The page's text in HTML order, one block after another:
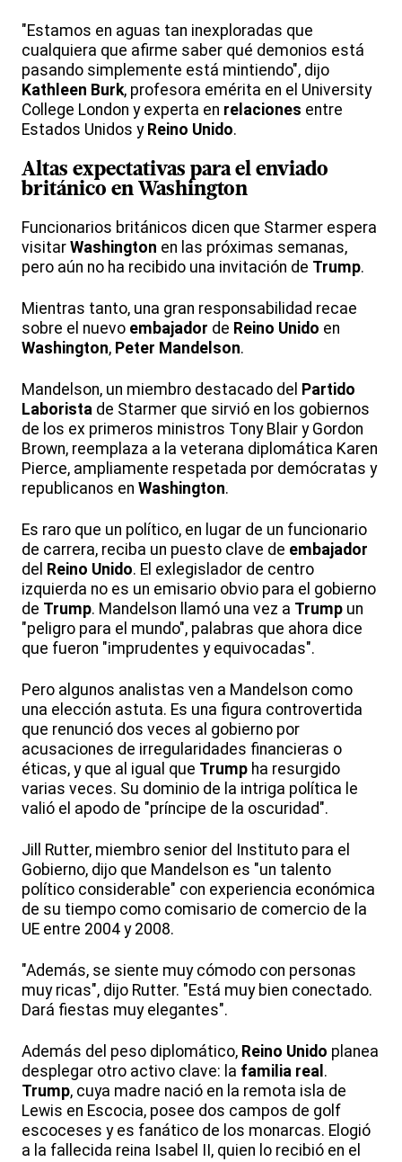
"Estamos en aguas tan inexploradas que
cualquiera que afirme saber qué demonios está
pasando simplemente está mintiendo", dijo
Kathleen Burk, profesora emérita en el University
College London y experta en relaciones entre
Estados Unidos y Reino Unido.
Altas expectativas para el enviado
británico en Washington
Funcionarios británicos dicen que Starmer espera
visitar Washington en las próximas semanas,
pero aún no ha recibido una invitación de Trump.
Mientras tanto, una gran responsabilidad recae
sobre el nuevo embajador de Reino Unido en
Washington, Peter Mandelson.
Mandelson, un miembro destacado del Partido
Laborista de Starmer que sirvió en los gobiernos
de los ex primeros ministros Tony Blair y Gordon
Brown, reemplaza a la veterana diplomática Karen
Pierce, ampliamente respetada por demócratas y
republicanos en Washington.
Es raro que un político, en lugar de un funcionario
de carrera, reciba un puesto clave de embajador
del Reino Unido. El exlegislador de centro
izquierda no es un emisario obvio para el gobierno
de Trump. Mandelson llamó una vez a Trump un
"peligro para el mundo", palabras que ahora dice
que fueron "imprudentes y equivocadas".
Pero algunos analistas ven a Mandelson como
una elección astuta. Es una figura controvertida
que renunció dos veces al gobierno por
acusaciones de irregularidades financieras o
éticas, y que al igual que Trump ha resurgido
varias veces. Su dominio de la intriga política le
valió el apodo de "príncipe de la oscuridad".
Jill Rutter, miembro senior del Instituto para el
Gobierno, dijo que Mandelson es "un talento
político considerable" con experiencia económica
de su tiempo como comisario de comercio de la
UE entre 2004 y 2008.
"Además, se siente muy cómodo con personas
muy ricas", dijo Rutter. "Está muy bien conectado.
Dará fiestas muy elegantes".
Además del peso diplomático, Reino Unido planea
desplegar otro activo clave: la familia real .
Trump, cuya madre nació en la remota isla de
Lewis en Escocia, posee dos campos de golf
escoceses y es fanático de los monarcas. Elogió
a la fallecida reina Isabel II, quien lo recibió en el